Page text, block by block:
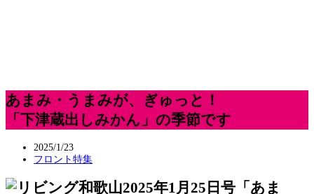
あまみ・うまみが、ぎゅっと！
「下津蔵出しみかん」の季節です
2025/1/23
フロント特集